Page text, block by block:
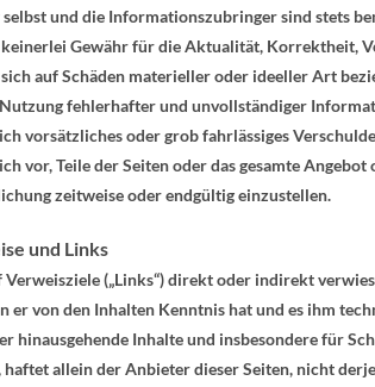
und die Informationszubringer sind stets
Gewähr für die Aktualität, Korrektheit,
auf Schäden materieller oder ideeller Art
fehlerhafter und unvollständiger
vorsätzliches oder grob fahrlässiges
vor, Teile der Seiten oder das gesamte
zeitweise oder endgültig einzustellen.
und Links
Verweisziele („Links“) direkt oder indirekt
er von den Inhalten Kenntnis hat und es ihm
hinausgehende Inhalte und insbesondere für
haftet allein der Anbieter dieser Seiten, nicht